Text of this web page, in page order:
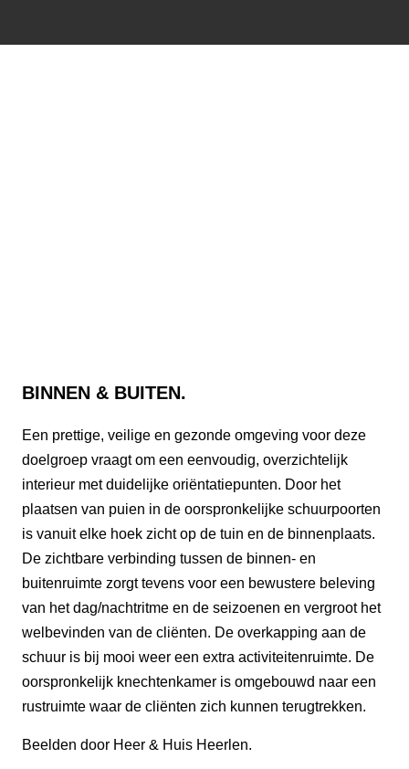
BINNEN & BUITEN.
Een prettige, veilige en gezonde omgeving voor deze
doelgroep vraagt om een eenvoudig, overzichtelijk
interieur met duidelijke oriëntatiepunten. Door het
plaatsen van puien in de oorspronkelijke schuurpoorten
is vanuit elke hoek zicht op de tuin en de binnenplaats.
De zichtbare verbinding tussen de binnen- en
buitenruimte zorgt tevens voor een bewustere beleving
van het dag/nachtritme en de seizoenen en vergroot het
welbevinden van de cliënten. De overkapping aan de
schuur is bij mooi weer een extra activiteitenruimte. De
oorspronkelijk knechtenkamer is omgebouwd naar een
rustruimte waar de cliënten zich kunnen terugtrekken.
Beelden door Heer & Huis Heerlen.